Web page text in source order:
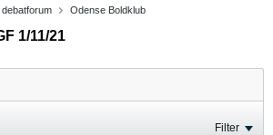
Odense Boldklub
1/11/21
Filter